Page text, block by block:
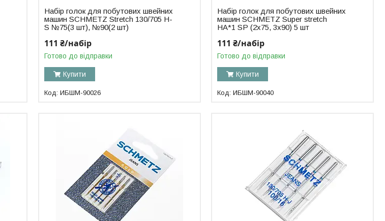
Набір голок для побутових швейних
машин SCHMETZ Stretch 130/705 H-
S №75(3 шт), №90(2 шт)
111 ₴/набір
Готово до відправки
Купити
ИБШМ-90026
Набір голок для побутових швейних
машин SCHMETZ Super stretch
HA*1 SP (2x75, 3x90) 5 шт
111 ₴/набір
Готово до відправки
Купити
ИБШМ-90040